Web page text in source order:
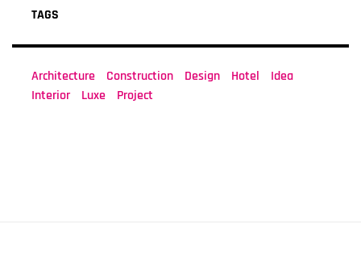
TAGS
Architecture Construction Design Hotel
Idea
Interior
Luxe Project